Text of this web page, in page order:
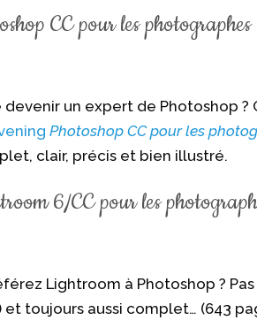
CC pour les
devenir un expert de Photoshop
Photoshop CC pour les
clair, précis et bien illustré.
6/CC pour les
Lightroom à Photoshop ?
et toujours aussi complet… (643